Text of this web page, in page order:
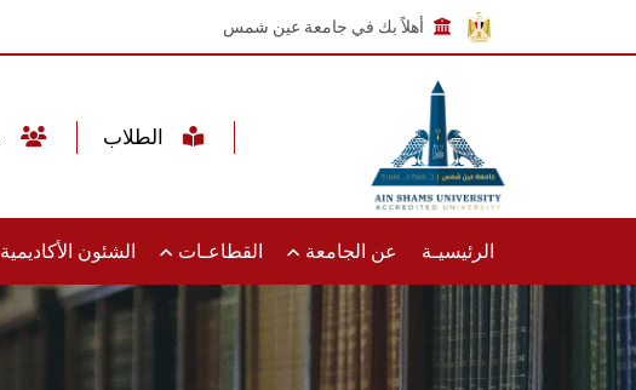
أهلاً بك في جامعة عين شمس
الرئيسيـة عن الجامعة القطاعـات الشئون الأكاديمية